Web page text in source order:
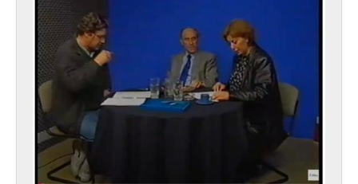
109 - Juan Guzmán Tapia (II)
110 - Juan Guzmán Tapia (III)
111 - Juan Guzmán Tapia (IV)
CH - Cita con la Historia
JW - Entrevistas realizadas por James R. Whelan